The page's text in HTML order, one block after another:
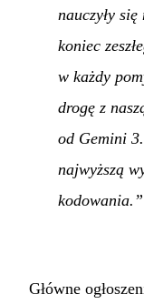
nauczyły
koniec
w każdy
drogę z
od Gemini
najwyższą
kodowania.”
Główne